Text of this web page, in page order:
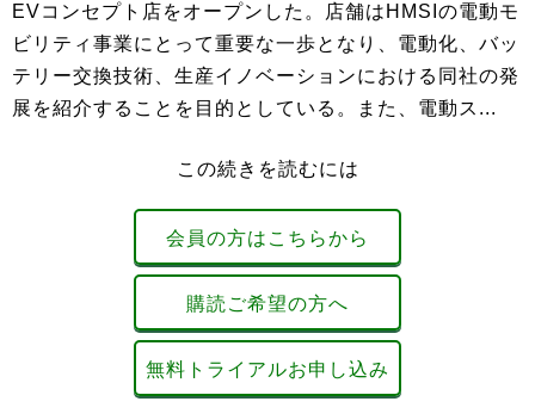
EVコンセプト店をオープンした。店舗はHMSIの電動モ
ビリティ事業にとって重要な一歩となり、電動化、バッ
テリー交換技術、生産イノベーションにおける同社の発
展を紹介することを目的としている。また、電動ス...
この続きを読むには
会員の方はこちらから
購読ご希望の方へ
無料トライアルお申し込み